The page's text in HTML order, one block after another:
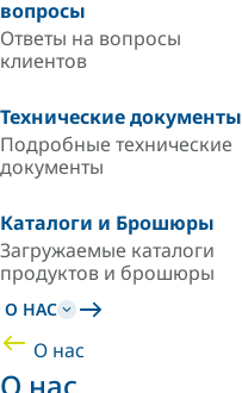
вопросы
Ответы на вопросы
клиентов
Технические документы
Подробные технические
документы
Каталоги и Брошюры
Загружаемые каталоги
продуктов и брошюры
О НАС
О нас